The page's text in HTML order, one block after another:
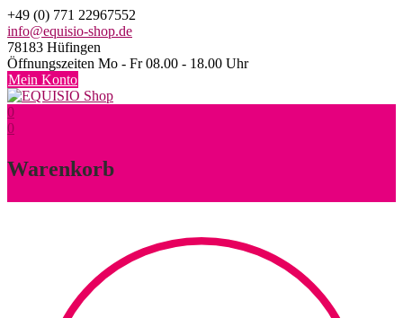
Skip
to
content
+49 (0) 771 22967552
info@equisio-shop.de
78183 Hüfingen
Öffnungszeiten Mo - Fr 08.00 - 18.00 Uhr
Mein Konto
0
0
Warenkorb